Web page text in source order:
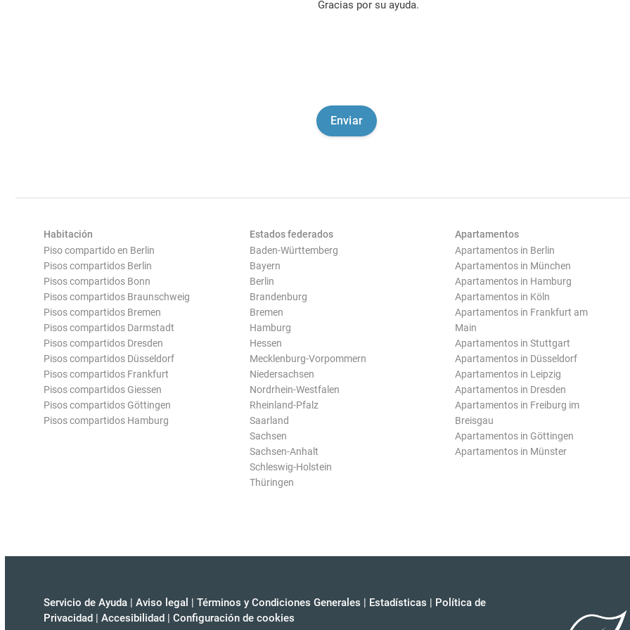
Gracias por su ayuda.
Habitación
Piso compartido en Berlin
Pisos compartidos Berlin
Pisos compartidos Bonn
Pisos compartidos Braunschweig
Pisos compartidos Bremen
Pisos compartidos Darmstadt
Pisos compartidos Dresden
Pisos compartidos Düsseldorf
Pisos compartidos Frankfurt
Pisos compartidos Giessen
Pisos compartidos Göttingen
Pisos compartidos Hamburg
Estados federados
Baden-Württemberg
Bayern
Berlin
Brandenburg
Bremen
Hamburg
Hessen
Mecklenburg-Vorpommern
Niedersachsen
Nordrhein-Westfalen
Rheinland-Pfalz
Saarland
Sachsen
Sachsen-Anhalt
Schleswig-Holstein
Thüringen
Apartamentos
Apartamentos in Berlin
Apartamentos in München
Apartamentos in Hamburg
Apartamentos in Köln
Apartamentos in Frankfurt am
Main
Apartamentos in Stuttgart
Apartamentos in Düsseldorf
Apartamentos in Leipzig
Apartamentos in Dresden
Apartamentos in Freiburg im
Breisgau
Apartamentos in Göttingen
Apartamentos in Münster
Servicio de Ayuda | Aviso legal | Términos y Condiciones Generales | Estadísticas | Política de
Privacidad | Accesibilidad | Configuración de cookies